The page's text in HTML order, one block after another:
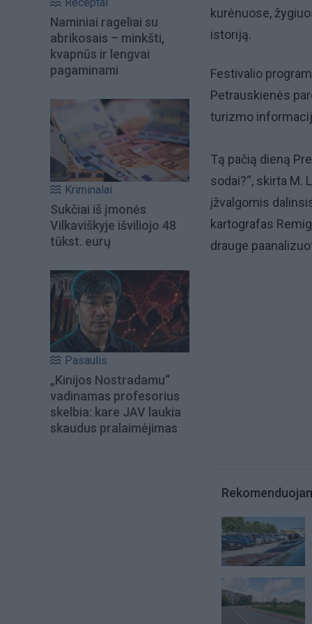
Naminiai rageliai su
abrikosais – minkšti,
kvapnūs ir lengvai
pagaminami
Kriminalai
Sukčiai iš įmonės
Vilkaviškyje išviliojo 48
tūkst. eurų
Pasaulis
„Kinijos Nostradamu“
vadinamas profesorius
skelbia: kare JAV laukia
skaudus pralaimėjimas
kurėnuose,
istoriją.
Festivalio
Petrauskienės
turizmo
Tą pačią dieną
sodai?“, skirta M.
įžvalgomis
kartografas
drauge